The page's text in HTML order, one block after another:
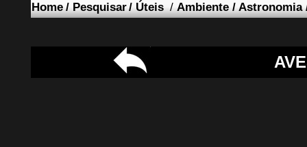
Home/Pesquisar/Úteis/Ambiente /Astronomia